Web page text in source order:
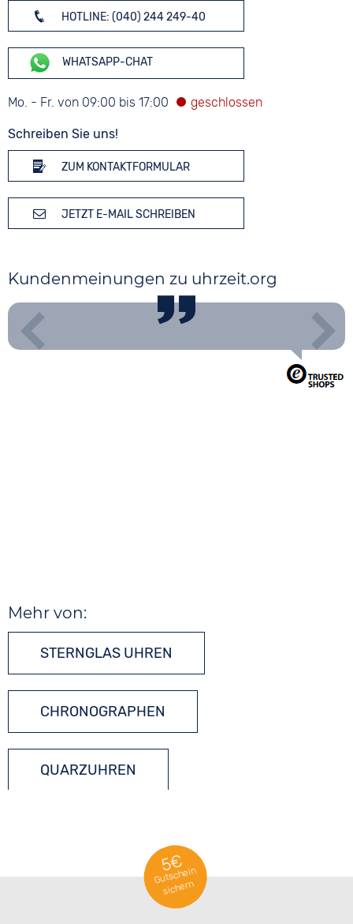
HOTLINE: (040) 244 249-40
WHATSAPP-CHAT
Mo. - Fr. von 09:00 bis 17:00
Schreiben Sie uns!
ZUM KONTAKTFORMULAR
JETZT E-MAIL SCHREIBEN
Kundenmeinungen zu uhrzeit.org
Mehr von:
STERNGLAS UHREN
CHRONOGRAPHEN
QUARZUHREN
5€
Gutschein
sichern